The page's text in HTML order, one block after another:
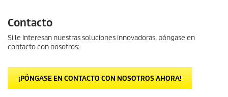
Contacto
Si le interesan nuestras soluciones innovadoras, póngase en
contacto con nosotros:
¡PÓNGASE EN CONTACTO CON NOSOTROS AHORA!